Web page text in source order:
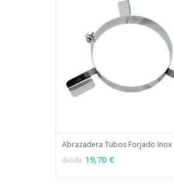
VER OPCIONES
Abrazadera Tubos Forjado Inox
desde 19,70 €